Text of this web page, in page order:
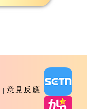
意見反應